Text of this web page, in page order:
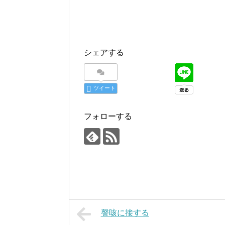
シェアする
ツイート
フォローする
謦咳に接する